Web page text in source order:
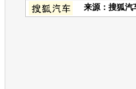
来源： 搜狐汽